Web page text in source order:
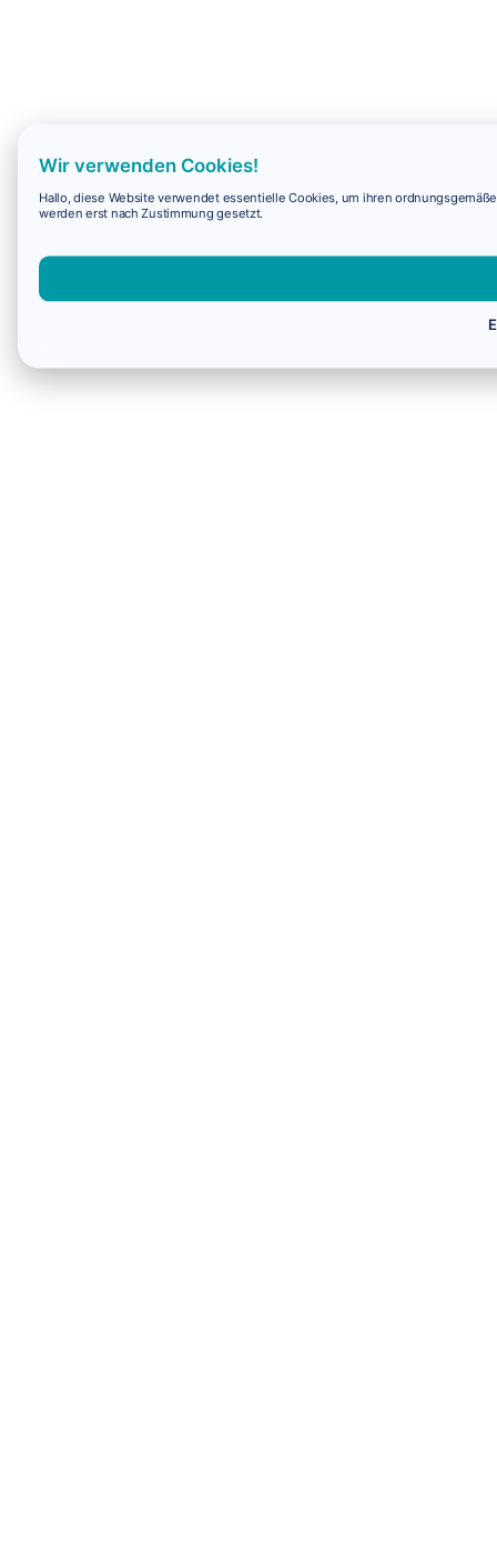
Wir verwenden Cookies!
Hallo, diese Website verwendet essentielle Cookies, um ihren
werden erst nach Zustimmung gesetzt.